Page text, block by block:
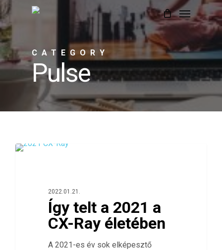
Skip
to
main
content
Menu
Close
Cart
CATEGORY
Pulse
2022.01.21.
Így telt a 2021 a
CX-Ray életében
A 2021-es év sok elképesztő